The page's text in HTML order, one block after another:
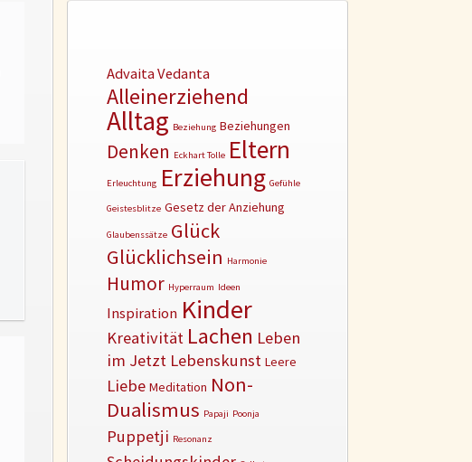
Advaita Vedanta
Alleinerziehend
Alltag Beziehung Beziehungen
Denken Eckhart Tolle Eltern
Erleuchtung Erziehung Gefühle
Geistesblitze Gesetz der Anziehung
Glaubenssätze Glück
Glücklichsein Harmonie
Humor Hyperraum Ideen
Inspiration Kinder
Kreativität Lachen Leben
im Jetzt Lebenskunst Leere
Liebe Meditation Non-
Dualismus Papaji Poonja
Puppetji Resonanz